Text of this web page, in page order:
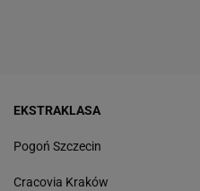
EKSTRAKLASA
Pogoń Szczecin
Cracovia Kraków